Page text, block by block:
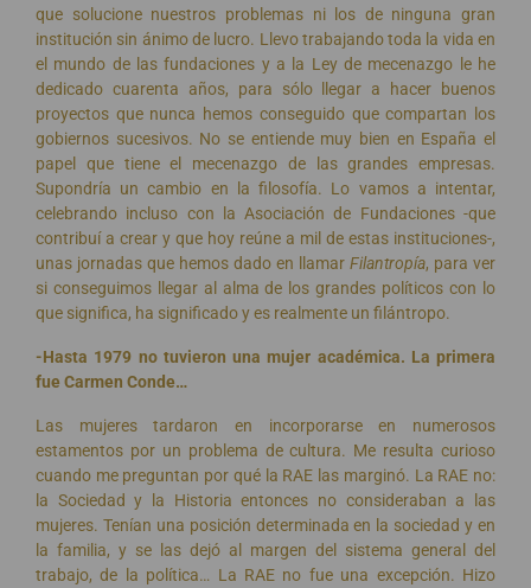
que solucione nuestros problemas ni los de ninguna gran
institución sin ánimo de lucro. Llevo trabajando toda la vida en
el mundo de las fundaciones y a la Ley de mecenazgo le he
dedicado cuarenta años, para sólo llegar a hacer buenos
proyectos que nunca hemos conseguido que compartan los
gobiernos sucesivos. No se entiende muy bien en España el
papel que tiene el mecenazgo de las grandes empresas.
Supondría un cambio en la filosofía. Lo vamos a intentar,
celebrando incluso con la Asociación de Fundaciones -que
contribuí a crear y que hoy reúne a mil de estas instituciones-,
unas jornadas que hemos dado en llamar Filantropía, para ver
si conseguimos llegar al alma de los grandes políticos con lo
que significa, ha significado y es realmente un filántropo.
-Hasta 1979 no tuvieron una mujer académica. La primera
fue Carmen Conde…
Las mujeres tardaron en incorporarse en numerosos
estamentos por un problema de cultura. Me resulta curioso
cuando me preguntan por qué la RAE las marginó. La RAE no:
la Sociedad y la Historia entonces no consideraban a las
mujeres. Tenían una posición determinada en la sociedad y en
la familia, y se las dejó al margen del sistema general del
trabajo, de la política… La RAE no fue una excepción. Hizo